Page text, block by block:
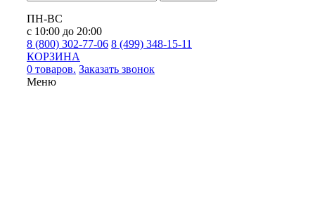
ПН-ВС
с 10:00 до 20:00
8 (800) 302-77-06 8 (499) 348-15-11
КОРЗИНА
0 товаров. Заказать звонок
Меню